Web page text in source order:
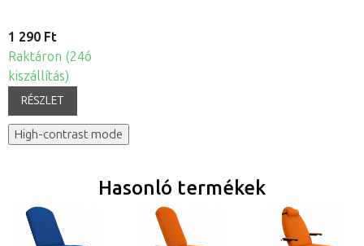
1 290 Ft
Raktáron (24ó
kiszállítás)
RÉSZLET
High-contrast mode
Hasonló termékek